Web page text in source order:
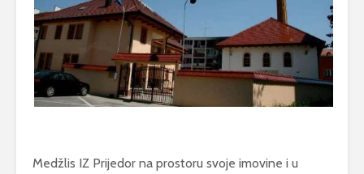
Medžlis IZ Prijedor na prostoru svoje imovine i u